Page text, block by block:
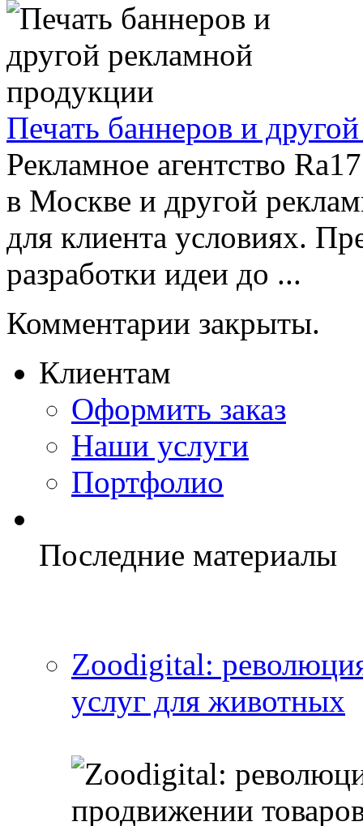
Печать баннеров и
Рекламное агентство
в Москве и другой
для клиента условиях.
разработки идеи до ...
Комментарии закрыты.
Клиентам
Оформить заказ
Наши услуги
Портфолио
Последние материалы
Zoodigital:
услуг для животных